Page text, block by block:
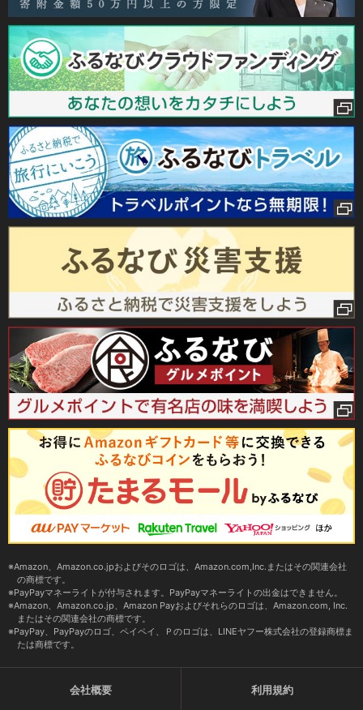
Amazon、Amazon.co.jpおよびそのロゴは、Amazon.com,Inc.またはその関連会社
の商標です。
PayPayマネーライトが付与されます。PayPayマネーライトの出金はできません。
Amazon、Amazon.co.jp、Amazon Payおよびそれらのロゴは、Amazon.com, Inc.
またはその関連会社の商標です。
PayPay、PayPayのロゴ、ペイペイ、Ｐのロゴは、LINEヤフー株式会社の登録商標ま
たは商標です。
会社概要 利用規約